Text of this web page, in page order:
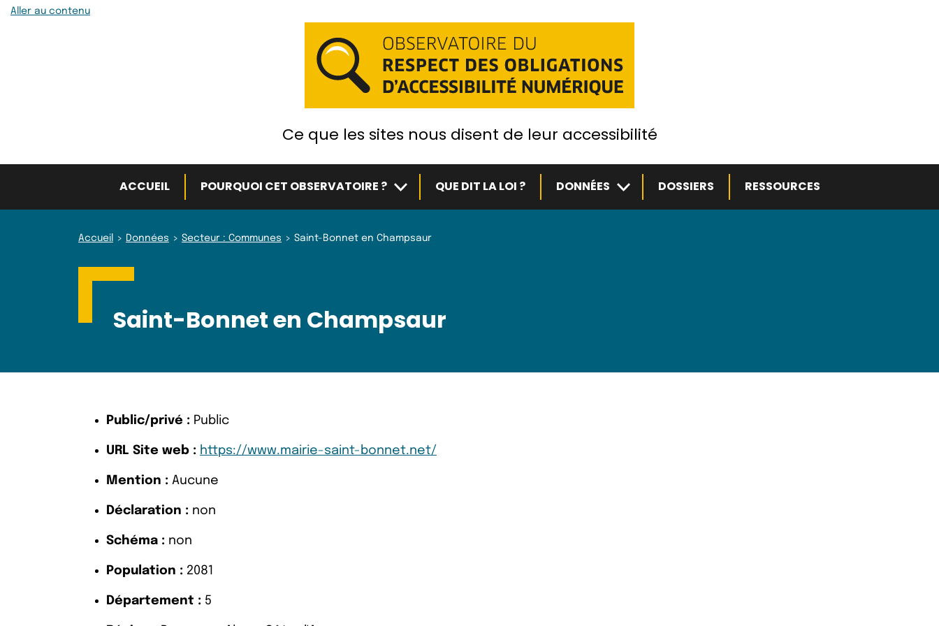
Aller au contenu
Ce que les sites nous disent de leur accessibilité
ACCUEIL POURQUOI CET OBSERVATOIRE ? Sous-menuQUE DIT LA LOI ? DONNÉES Sous-menuDOSSIERS RESSOURCES
Accueil Données Secteur : Communes Saint-Bonnet en Champsaur
Saint-Bonnet en Champsaur
Public/privé : Public
URL Site web : https://www.mairie-saint-bonnet.net/
Mention : Aucune
Déclaration : non
Schéma : non
Population : 2081
Département : 5